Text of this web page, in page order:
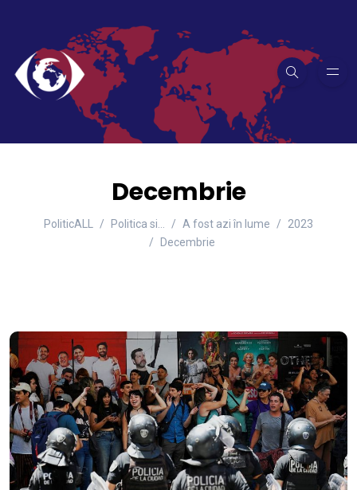
Decembrie
PoliticALL Politica si… A fost azi în lume
2023
Decembrie